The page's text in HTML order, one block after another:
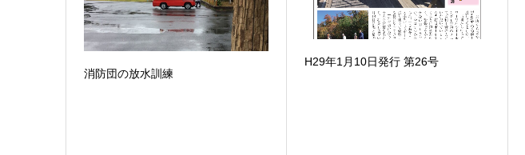
消防団の放水訓練
H29年1月10日発行 第26号